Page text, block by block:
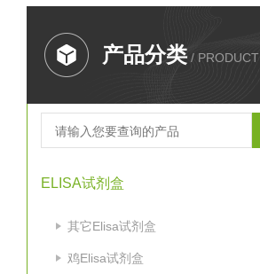
产品分类 / PRODUCT
ELISA试剂盒
其它Elisa试剂盒
鸡Elisa试剂盒